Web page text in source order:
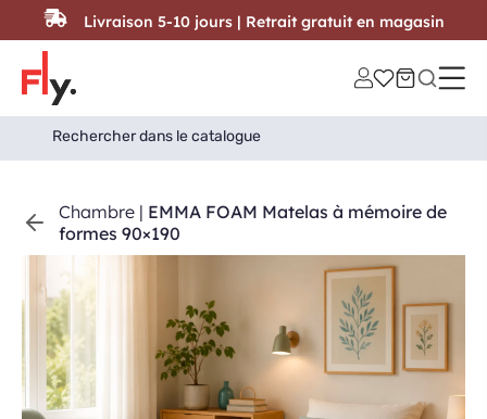
Passer au contenu
Search
for:
Search Button
Chambre | EMMA FOAM Matelas à mémoire de
formes 90×190
Livraison 5-10 jours | Retrait gratuit en magasin